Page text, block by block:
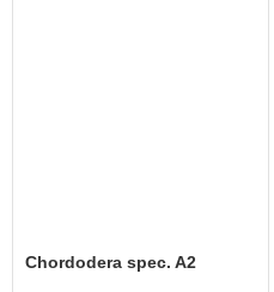
Chordodera spec. A2